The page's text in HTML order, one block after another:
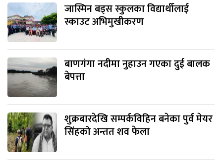
जास्मिन बड्स स्कुलका विद्यार्थीलाई
स्काउट अभिमुखीकरण
बाणगंगा नदीमा नुहाउन गएका दुई बालक
बेपत्ता
शुक्रबारदेखि सम्पर्कविहिन बनेका पुर्व मेयर
सिंहको अन्तत शव फेला